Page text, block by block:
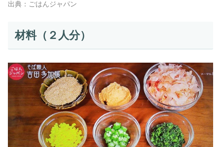
出典：ごはんジャパン
材料（２人分）